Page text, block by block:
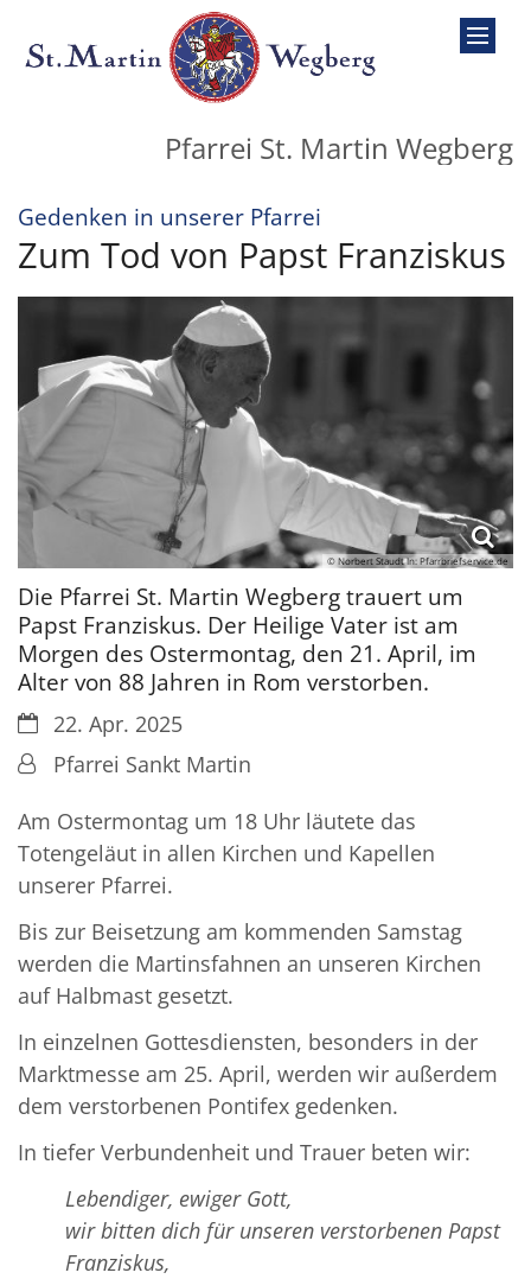
Zum Inhalt springen
Pfarrei St. Martin Wegberg
Gedenken in unserer Pfarrei
Zum Tod von Papst Franziskus
© Norbert Staudt In: Pfarrbriefservice.de
Die Pfarrei St. Martin Wegberg trauert um
Papst Franziskus. Der Heilige Vater ist am
Morgen des Ostermontag, den 21. April, im
Alter von 88 Jahren in Rom verstorben.
Datum:22. Apr. 2025
Von:Pfarrei Sankt Martin
Am Ostermontag um 18 Uhr läutete das
Totengeläut in allen Kirchen und Kapellen
unserer Pfarrei.
Bis zur Beisetzung am kommenden Samstag
werden die Martinsfahnen an unseren Kirchen
auf Halbmast gesetzt.
In einzelnen Gottesdiensten, besonders in der
Marktmesse am 25. April, werden wir außerdem
dem verstorbenen Pontifex gedenken.
In tiefer Verbundenheit und Trauer beten wir:
Lebendiger, ewiger Gott,
wir bitten dich für unseren verstorbenen Papst
Franziskus,